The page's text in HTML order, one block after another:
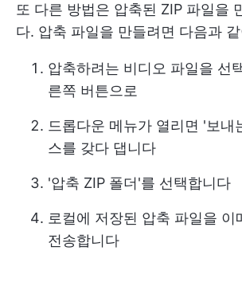
또 다른 방법은 압축된 ZIP 파일을
다. 압축 파일을 만들려면 다음과
압축하려는 비디오 파일을 선
른쪽 버튼으로
드롭다운 메뉴가 열리면 '보내
스를 갖다 댑니다
'압축 ZIP 폴더'를 선택합니다
로컬에 저장된 압축 파일을 이
전송합니다